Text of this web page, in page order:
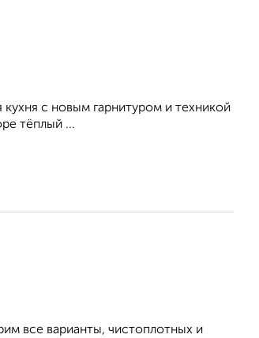
с новым гарнитуром и техникой
тёплый ...
все варианты, чистоплотных и